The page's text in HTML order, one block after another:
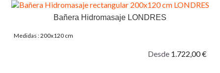
Bañera Hidromasaje LONDRES
Medidas : 200x120 cm
Desde 1.722,00 €